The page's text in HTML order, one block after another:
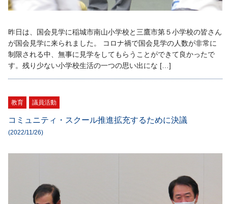
昨日は、国会見学に稲城市南山小学校と三鷹市第５小学校の皆さん
が国会見学に来られました。 コロナ禍で国会見学の人数が非常に
制限される中、無事に見学をしてもらうことができて良かったで
す。残り少ない小学校生活の一つの思い出にな […]
教育 議員活動
コミュニティ・スクール推進拡充するために決議
(2022/11/26)